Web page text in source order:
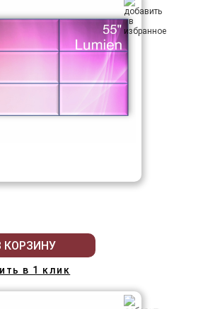
КОРЗИНУ
в 1 клик